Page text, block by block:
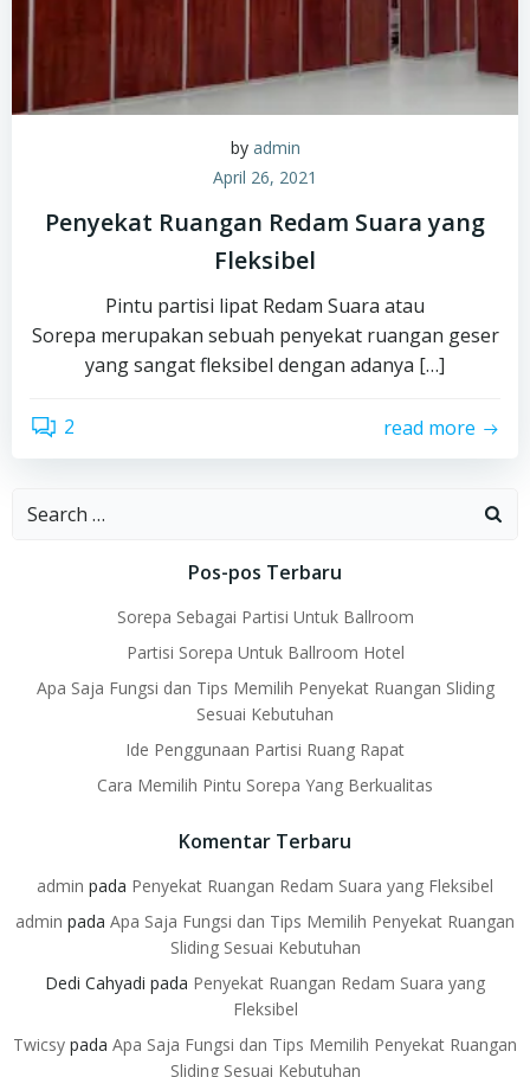
by admin
April 26, 2021
Penyekat Ruangan Redam Suara yang
Fleksibel
Pintu partisi lipat Redam Suara atau
Sorepa merupakan sebuah penyekat ruangan geser
yang sangat fleksibel dengan adanya […]
2 read more
Search
Pos-pos Terbaru
Sorepa Sebagai Partisi Untuk Ballroom
Partisi Sorepa Untuk Ballroom Hotel
Apa Saja Fungsi dan Tips Memilih Penyekat Ruangan Sliding
Sesuai Kebutuhan
Ide Penggunaan Partisi Ruang Rapat
Cara Memilih Pintu Sorepa Yang Berkualitas
Komentar Terbaru
admin pada Penyekat Ruangan Redam Suara yang Fleksibel
admin pada Apa Saja Fungsi dan Tips Memilih Penyekat Ruangan
Sliding Sesuai Kebutuhan
Dedi Cahyadi pada Penyekat Ruangan Redam Suara yang
Fleksibel
Twicsy pada Apa Saja Fungsi dan Tips Memilih Penyekat Ruangan
Sliding Sesuai Kebutuhan